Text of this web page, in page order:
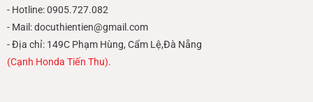
- Hotline: 0905.727.082
- Mail: docuthientien@gmail.com
- Địa chỉ: 149C Phạm Hùng, Cẩm Lệ,Đà Nẵng
(Cạnh Honda Tiến Thu).